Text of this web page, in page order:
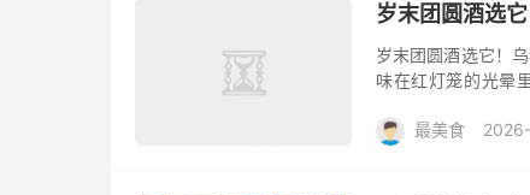
岁末团圆酒选
岁末团圆酒选它！
味在红灯笼的光晕
无论是阖家欢...
最美食